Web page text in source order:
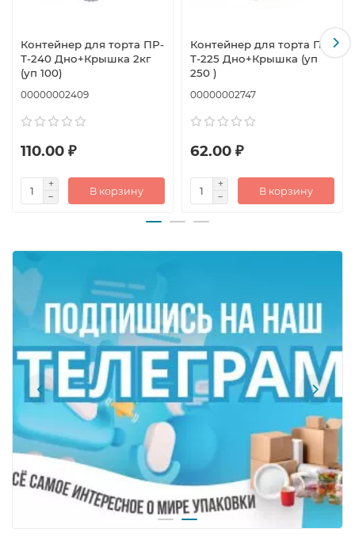
Контейнер для торта ПР-
Т-240 Дно+Крышка 2кг
(уп 100)
00000002409
110.00 ₽
В корзину
Контейнер для торта ПР-
Т-225 Дно+Крышка (уп
250 )
00000002747
62.00 ₽
В корзину